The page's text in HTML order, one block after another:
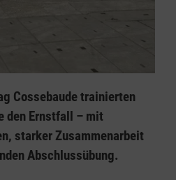
Cossebaude trainierten
den Ernstfall – mit
starker Zusammenarbeit
Abschlussübung.